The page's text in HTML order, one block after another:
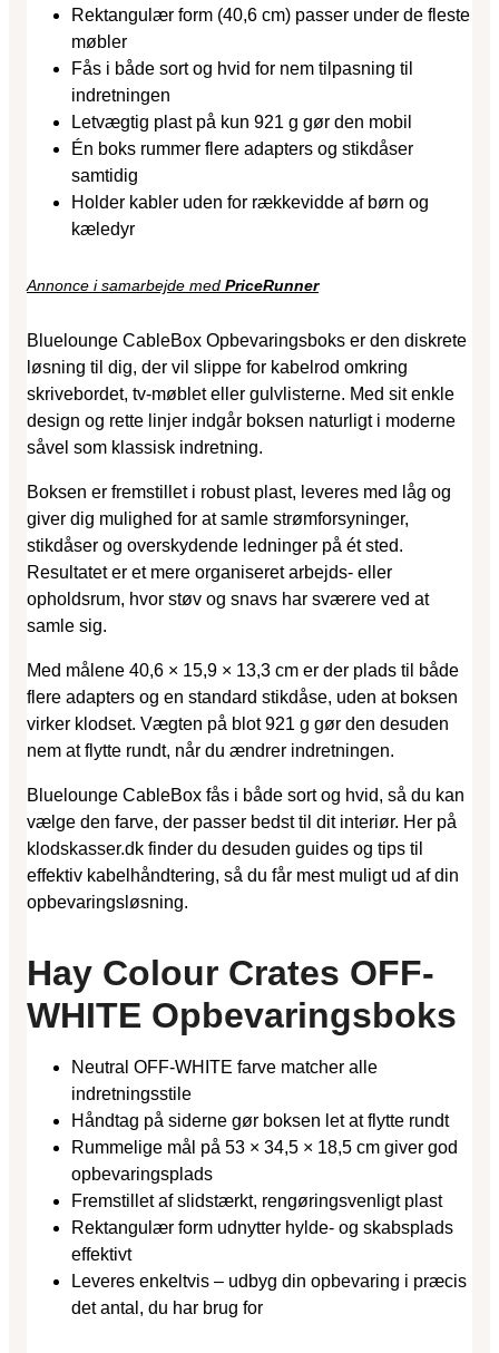
Rektangulær form (40,6 cm) passer under de fleste
møbler
Fås i både sort og hvid for nem tilpasning til
indretningen
Letvægtig plast på kun 921 g gør den mobil
Én boks rummer flere adapters og stikdåser
samtidig
Holder kabler uden for rækkevidde af børn og
kæledyr
Annonce i samarbejde med PriceRunner
Bluelounge CableBox Opbevaringsboks er den diskrete
løsning til dig, der vil slippe for kabelrod omkring
skrivebordet, tv-møblet eller gulvlisterne. Med sit enkle
design og rette linjer indgår boksen naturligt i moderne
såvel som klassisk indretning.
Boksen er fremstillet i robust plast, leveres med låg og
giver dig mulighed for at samle strømforsyninger,
stikdåser og overskydende ledninger på ét sted.
Resultatet er et mere organiseret arbejds- eller
opholdsrum, hvor støv og snavs har sværere ved at
samle sig.
Med målene 40,6 × 15,9 × 13,3 cm er der plads til både
flere adapters og en standard stikdåse, uden at boksen
virker klodset. Vægten på blot 921 g gør den desuden
nem at flytte rundt, når du ændrer indretningen.
Bluelounge CableBox fås i både sort og hvid, så du kan
vælge den farve, der passer bedst til dit interiør. Her på
klodskasser.dk finder du desuden guides og tips til
effektiv kabelhåndtering, så du får mest muligt ud af din
opbevaringsløsning.
Hay Colour Crates OFF-
WHITE Opbevaringsboks
Neutral OFF-WHITE farve matcher alle
indretningsstile
Håndtag på siderne gør boksen let at flytte rundt
Rummelige mål på 53 × 34,5 × 18,5 cm giver god
opbevaringsplads
Fremstillet af slidstærkt, rengøringsvenligt plast
Rektangulær form udnytter hylde- og skabsplads
effektivt
Leveres enkeltvis – udbyg din opbevaring i præcis
det antal, du har brug for